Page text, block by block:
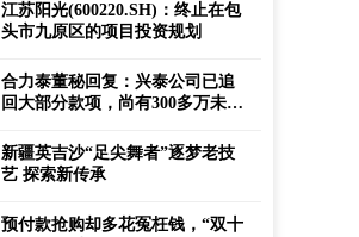
江苏阳光(600220.SH)：终止在包
头市九原区的项目投资规划
合力泰董秘回复：兴泰公司已追
回大部分款项，尚有300多万未支
新疆英吉沙“足尖舞者”逐梦老技
艺 探索新传承
预付款抢购却多花冤枉钱，“双十